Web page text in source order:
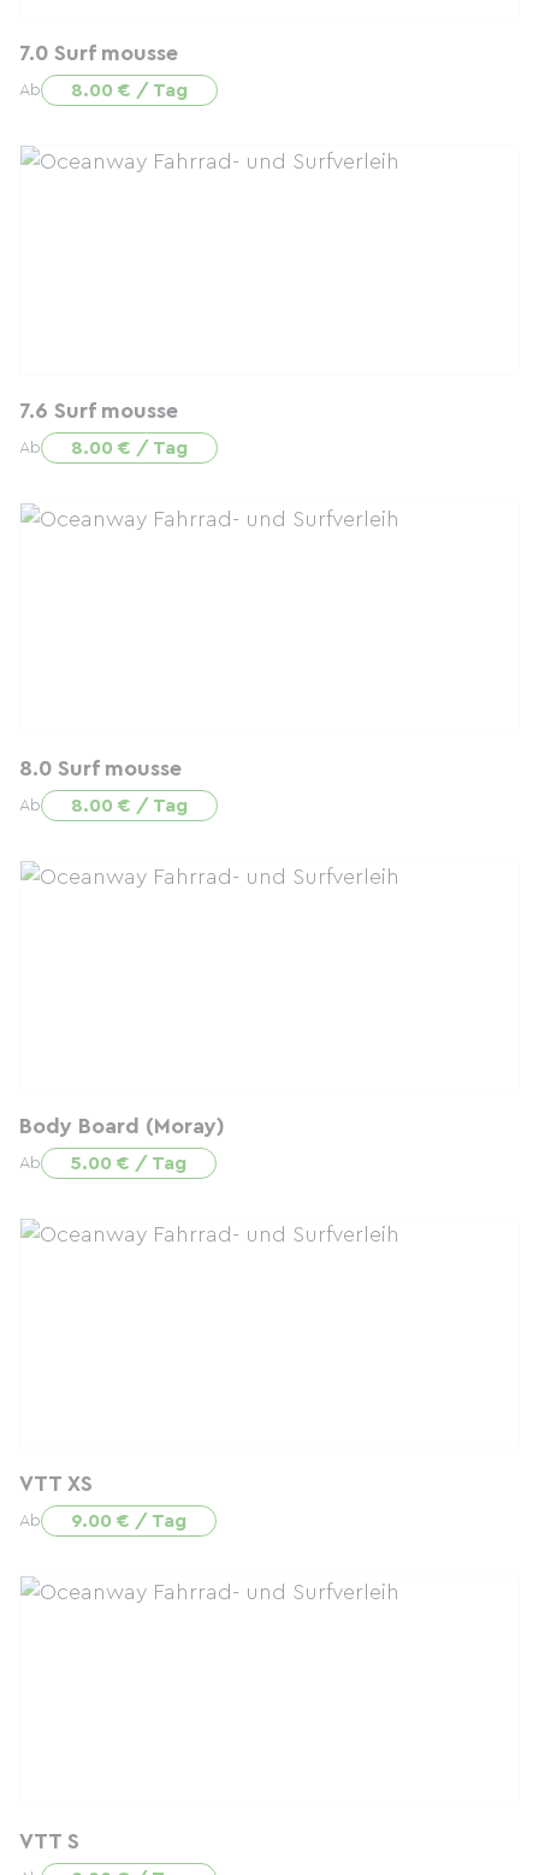
7.0 Surf mousse
Ab 8.00 € / Tag
7.6 Surf mousse
Ab 8.00 € / Tag
8.0 Surf mousse
Ab 8.00 € / Tag
Body Board (Moray)
Ab 5.00 € / Tag
VTT XS
Ab 9.00 € / Tag
VTT S